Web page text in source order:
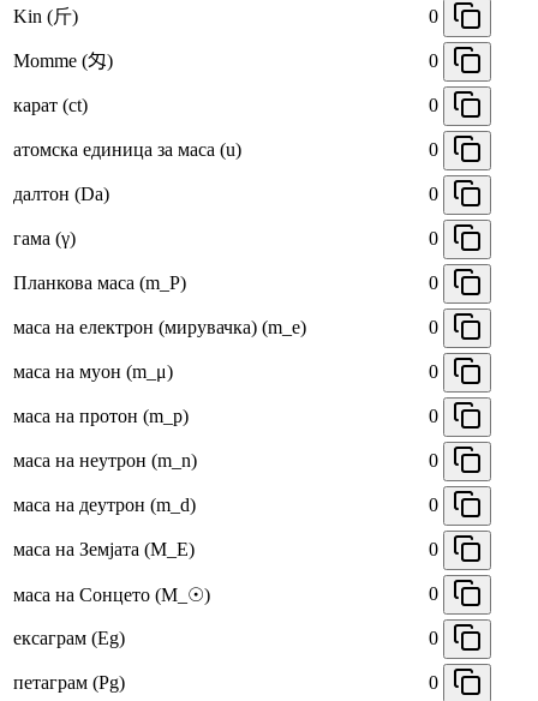
Kin (斤) 0
Momme (匁) 0
карат (ct) 0
атомска единица за маса (u) 0
далтон (Da) 0
гама (γ) 0
Планкова маса (m_P) 0
маса на електрон (мирувачка) (m_e) 0
маса на муон (m_μ) 0
маса на протон (m_p) 0
маса на неутрон (m_n) 0
маса на деутрон (m_d) 0
маса на Земјата (M_E) 0
маса на Сонцето (M_☉) 0
ексаграм (Eg) 0
петаграм (Pg) 0